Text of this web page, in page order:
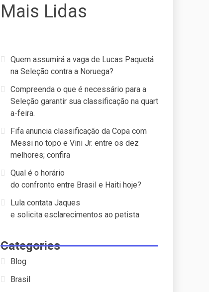
Mais Lidas
Quem assumirá a vaga de Lucas Paquetá
na Seleção contra a Noruega?
Compreenda o que é necessário para a
Seleção garantir sua classificação na quart
a-feira.
Fifa anuncia classificação da Copa com
Messi no topo e Vini Jr. entre os dez
melhores; confira
Qual é o horário
do confronto entre Brasil e Haiti hoje?
Lula contata Jaques
e solicita esclarecimentos ao petista
Categories
Blog
Brasil